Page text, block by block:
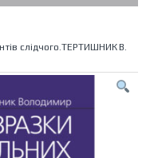
слідчого.ТЕРТИШНИК В.